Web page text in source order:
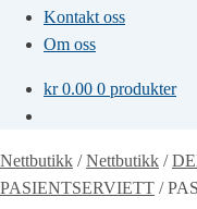
Kontakt oss
Om oss
kr0.00 0 produkter
Nettbutikk /Nettbutikk /
PASIENTSERVIETT /